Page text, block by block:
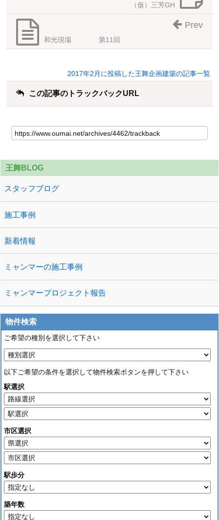
（仮）三芳GH
和光現場 第11回
Prev
2017年2月に投稿した王舞企画建築の記事一覧
この記事のトラックバックURL
王舞BLOG
スタッフブログ
施工事例
新着情報
ミャンマーの施工事例
ミャンマープロジェクト報告
物件検索
ご希望の種別を選択して下さい
以下ご希望の条件を選択して物件検索ボタンを押して下さい
駅選択
市区選択
駅歩分
築年数